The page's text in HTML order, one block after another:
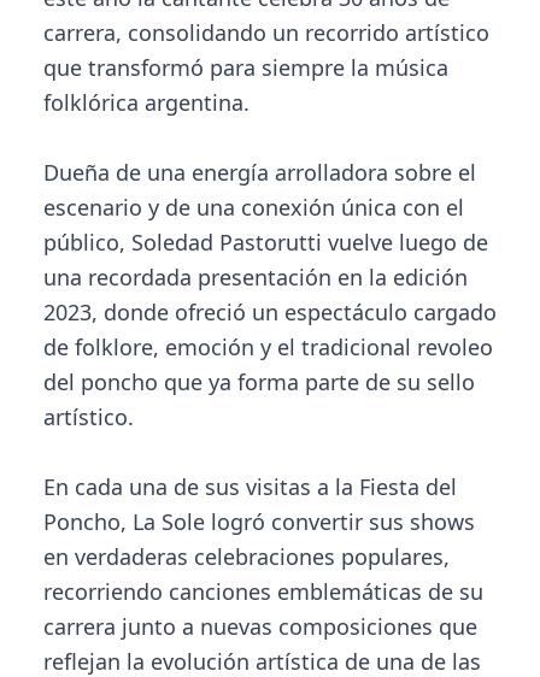
carrera, consolidando un recorrido artístico
que transformó para siempre la música
folklórica argentina.
Dueña de una energía arrolladora sobre el
escenario y de una conexión única con el
público, Soledad Pastorutti vuelve luego de
una recordada presentación en la edición
2023, donde ofreció un espectáculo cargado
de folklore, emoción y el tradicional revoleo
del poncho que ya forma parte de su sello
artístico.
En cada una de sus visitas a la Fiesta del
Poncho, La Sole logró convertir sus shows
en verdaderas celebraciones populares,
recorriendo canciones emblemáticas de su
carrera junto a nuevas composiciones que
reflejan la evolución artística de una de las